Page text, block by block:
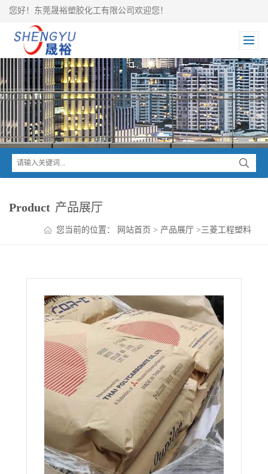
您好！东莞晟裕塑胶化工有限公司欢迎您！
Product 产品展厅
您当前的位置： 网站首页 > 产品展厅 >三菱工程塑料